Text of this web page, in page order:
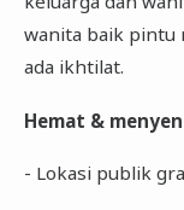
wanita baik pintu
ada ikhtilat.
Hemat &
- Lokasi publik